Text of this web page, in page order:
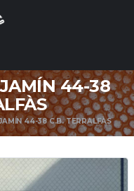
44-38
44-38 C.B. TERRALFÀS